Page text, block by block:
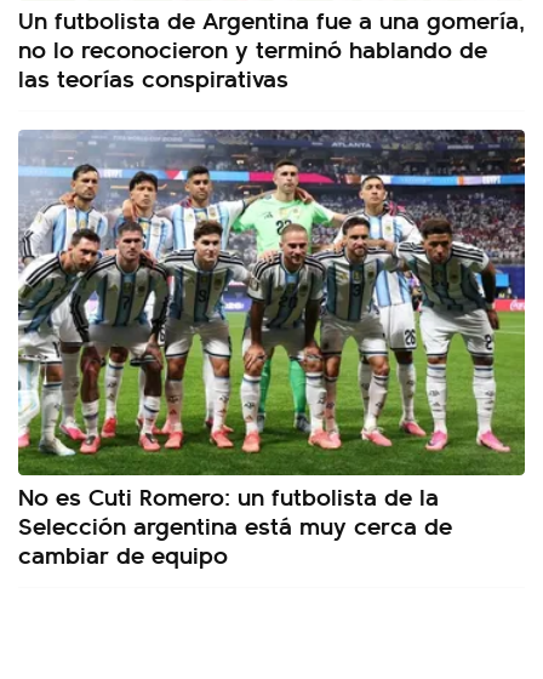
Un futbolista de Argentina fue a una gomería,
no lo reconocieron y terminó hablando de
las teorías conspirativas
No es Cuti Romero: un futbolista de la
Selección argentina está muy cerca de
cambiar de equipo